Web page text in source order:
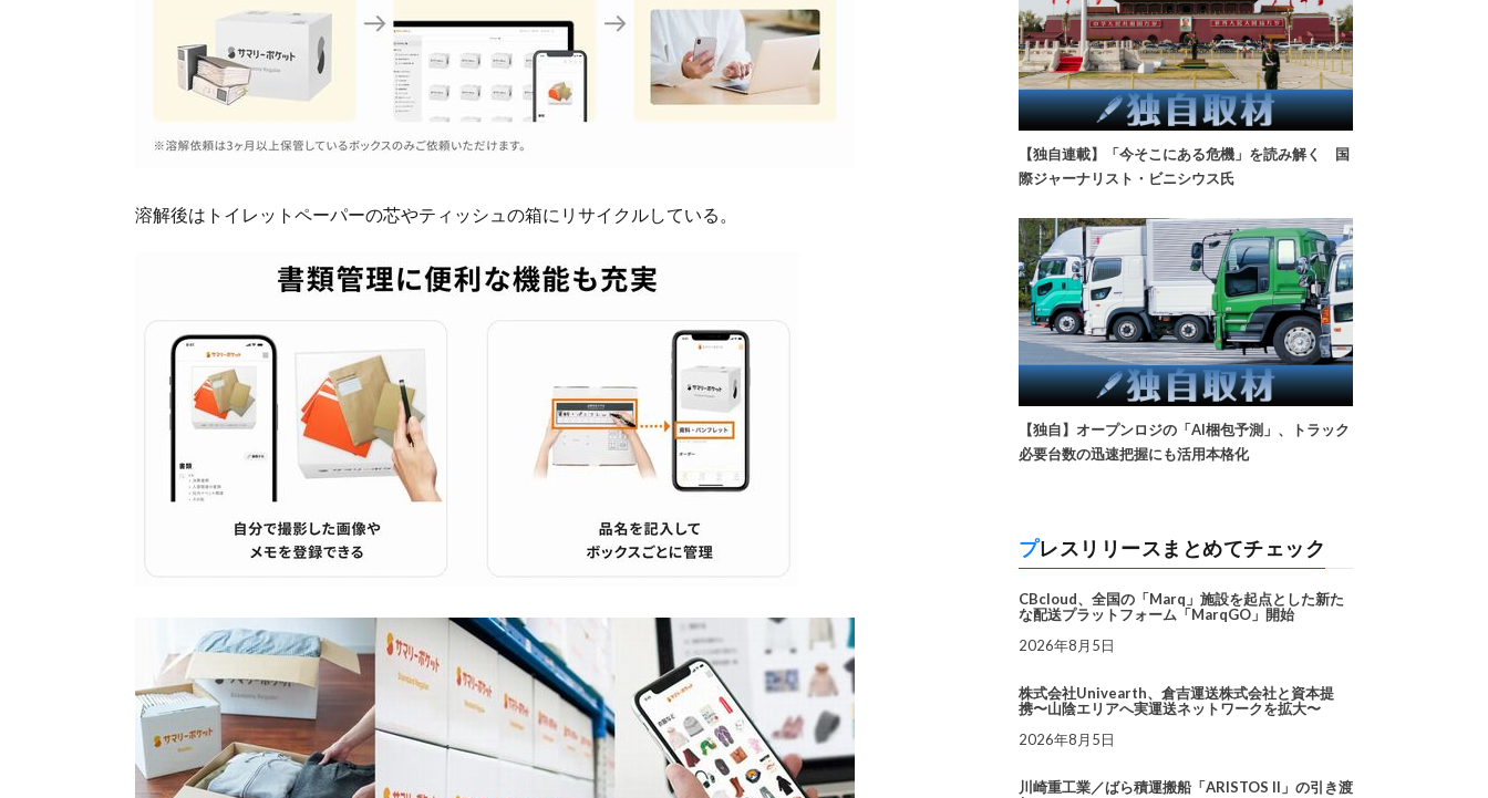
溶解後はトイレットペーパーの芯やティッシュの箱にリサイクルしている。
【独自連載】「今そこにある危機」を読み解く 国
際ジャーナリスト・ビニシウス氏
【独自】オープンロジの「AI梱包予測」、トラック
必要台数の迅速把握にも活用本格化
プレスリリースまとめてチェック
CBcloud、全国の「Marq」施設を起点とした新た
な配送プラットフォーム「MarqGO」開始
2026年8月5日
株式会社Univearth、倉吉運送株式会社と資本提
携〜山陰エリアへ実運送ネットワークを拡大〜
2026年8月5日
川崎重工業／ばら積運搬船「ARISTOS II」の引き渡